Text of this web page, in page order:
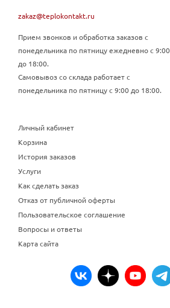
zakaz@teplokontakt.ru
Прием звонков и обработка заказов с
понедельника по пятницу ежедневно с 9:00
до 18:00.
Самовывоз со склада работает с
понедельника по пятницу с 9:00 до 18:00.
Личный кабинет
Корзина
История заказов
Услуги
Как сделать заказ
Отказ от публичной оферты
Пользовательское соглашение
Вопросы и ответы
Карта сайта